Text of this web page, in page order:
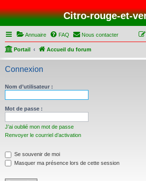
Citro-rouge-et-
Annuaire FAQ Nous contacter
Portail Accueil du forum
Connexion
Nom d’utilisateur :
Mot de passe :
J’ai oublié mon mot de passe
Renvoyer le courriel d’activation
Se souvenir de moi
Masquer ma présence lors de cette session